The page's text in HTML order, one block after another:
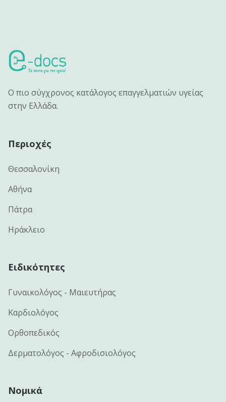
Ο πιο σύγχρονος κατάλογος επαγγελματιών υγείας
στην Ελλάδα.
Περιοχές
Θεσσαλονίκη
Αθήνα
Πάτρα
Ηράκλειο
Ειδικότητες
Γυναικολόγος - Μαιευτήρας
Καρδιολόγος
Ορθοπεδικός
Δερματολόγος - Αφροδισιολόγος
Νομικά